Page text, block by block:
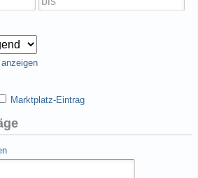
Marktplatz-Eintrag